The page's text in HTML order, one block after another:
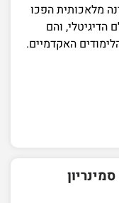
מלאכותית הפכו
הדיגיטלי, והם
האקדמיים.